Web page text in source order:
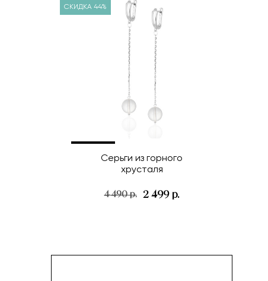
СКИДКА 44%
Серьги из горного
хрусталя
4 490 р. 2 499 р.